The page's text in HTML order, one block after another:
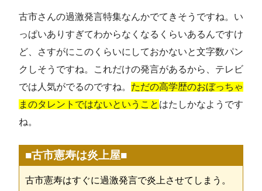
古市さんの過激発言特集なんかでてきそうですね。い
っぱいありすぎてわからなくなるくらいあるんですけ
ど、さすがにこのくらいにしておかないと文字数パン
クしそうですね。これだけの発言があるから、テレビ
では人気がでるのですね。 ただの高学歴のおぼっちゃ
まのタレントではないということ はたしかなようです
ね。
■古市憲寿は炎上屋■
古市憲寿はすぐに過激発言で炎上させてしまう。